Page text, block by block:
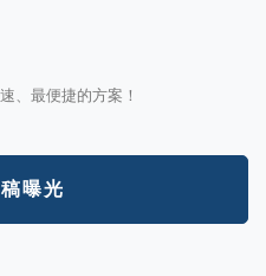
、最便捷的方案！
曝光